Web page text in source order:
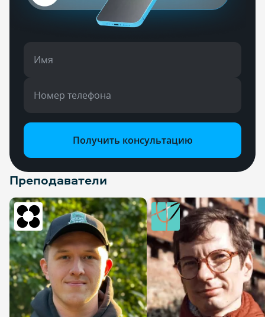
Имя
Номер телефона
Получить консультацию
Преподаватели